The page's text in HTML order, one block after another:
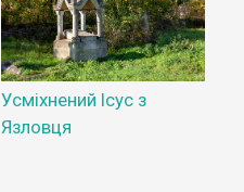
Усміхнений Ісус з
Язловця